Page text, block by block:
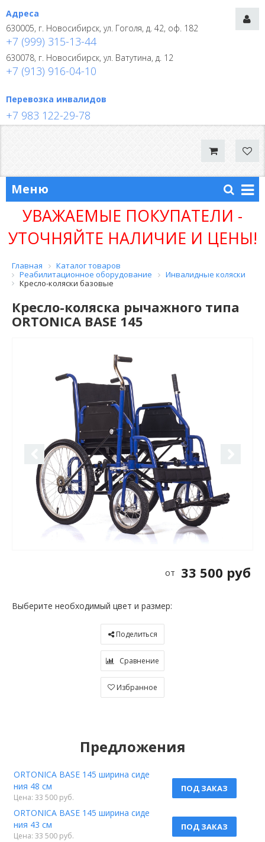
Адреса
630005, г. Новосибирск, ул. Гоголя, д. 42, оф. 182
+7 (999) 315-13-44
630078, г. Новосибирск, ул. Ватутина, д. 12
+7 (913) 916-04-10
Перевозка инвалидов
+7 983 122-29-78
Меню
УВАЖАЕМЫЕ ПОКУПАТЕЛИ -
УТОЧНЯЙТЕ НАЛИЧИЕ И ЦЕНЫ!
Главная
Каталог товаров
Реабилитационное оборудование
Инвалидные коляски
Кресло-коляски базовые
Кресло-коляска рычажного типа
ORTONICA BASE 145
33 500 руб
от
Выберите необходимый цвет и размер:
Поделиться
Сравнение
Избранное
Предложения
ORTONICA BASE 145 ширина сиде
ния 48 см
Цена: 33 500 руб.
ПОД ЗАКАЗ
ORTONICA BASE 145 ширина сиде
ния 43 см
Цена: 33 500 руб.
ПОД ЗАКАЗ